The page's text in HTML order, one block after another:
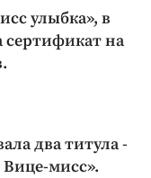
улыбка», в
сертификат на
два титула -
Вице-мисс».